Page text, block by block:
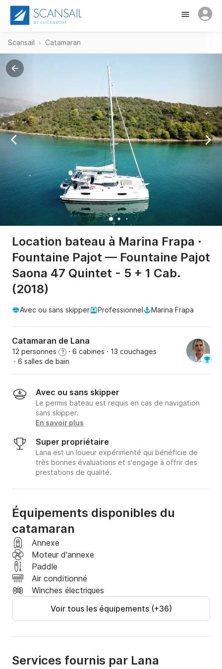
Scansail Catamaran
Location bateau à Marina Frapa ·
Fountaine Pajot — Fountaine Pajot
Saona 47 Quintet - 5 + 1 Cab.
(2018)
Avec ou sans skipper Professionnel Marina Frapa
Catamaran de Lana
12 personnes ? · 6 cabines · 13 couchages
· 6 salles de bain
Avec ou sans skipper
Le permis bateau est requis en cas de navigation
sans skipper.
En savoir plus
Super propriétaire
Lana est un loueur expérimenté qui bénéficie de
très bonnes évaluations et s'engage à offrir des
prestations de qualité.
Équipements disponibles du
catamaran
Annexe
Moteur d'annexe
Paddle
Air conditionné
Winches électriques
Voir tous les équipements (+36)
Services fournis par Lana